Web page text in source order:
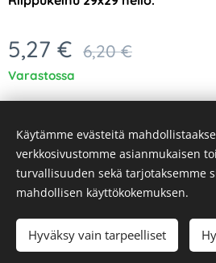
5,27 € 6,20€
Varastossa
Lisää
Evästeet
Käytämme evästeitä
verkkosivustomme asianmukaisen
turvallisuuden sekä tarjotaksemme
mahdollisen käyttökokemuksen.
Hyväksy vain tarpeelliset